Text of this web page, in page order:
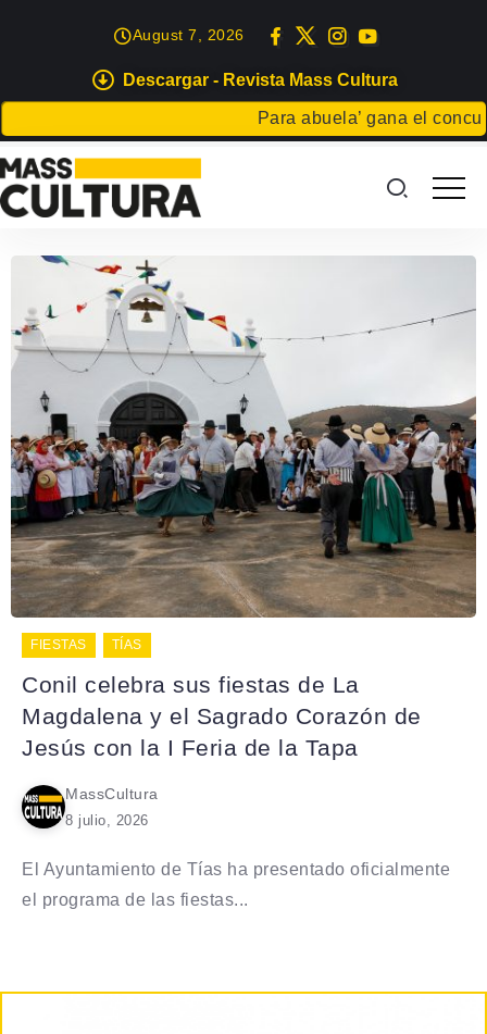
Descargar - Revista Mass Cultura
Para abuela’ gana el
August 7, 2026
FIESTAS TÍAS
Conil celebra sus fiestas de La
Magdalena y el Sagrado Corazón de
Jesús con la I Feria de la Tapa
MassCultura
8 julio, 2026
El Ayuntamiento de Tías ha presentado oficialmente
el programa de las fiestas...